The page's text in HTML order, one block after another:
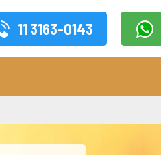
11 3163-0143